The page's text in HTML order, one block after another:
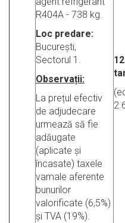
R404A - 738 kg.
Loc predare:
București,
Sectorul 1.
Observații:
La prețul efectiv
de adjudecare
urmează să fie
adăugate
(aplicate și
încasate) taxele
vamale aferente
bunurilor
valorificate (6,5%)
și TVA (19%).